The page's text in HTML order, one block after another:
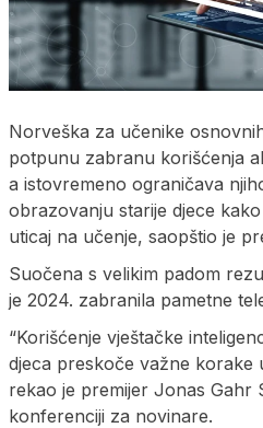
Norveška za učenike
potpunu zabranu korišćenja
a istovremeno ograničava
obrazovanju starije djece
uticaj na učenje, saopštio je
Suočena s velikim padom
je 2024. zabranila pametne
“Korišćenje vještačke
djeca preskoče važne korake
rekao je premijer Jonas Gahr
konferenciji za novinare.